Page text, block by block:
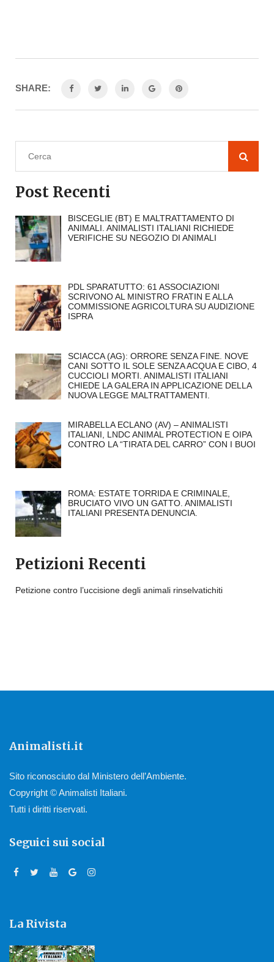
SHARE:
Post Recenti
BISCEGLIE (BT) E MALTRATTAMENTO DI
ANIMALI. ANIMALISTI ITALIANI RICHIEDE
VERIFICHE SU NEGOZIO DI ANIMALI
PDL SPARATUTTO: 61 ASSOCIAZIONI
SCRIVONO AL MINISTRO FRATIN E ALLA
COMMISSIONE AGRICOLTURA SU AUDIZIONE
ISPRA
SCIACCA (AG): ORRORE SENZA FINE. NOVE
CANI SOTTO IL SOLE SENZA ACQUA E CIBO, 4
CUCCIOLI MORTI. ANIMALISTI ITALIANI
CHIEDE LA GALERA IN APPLICAZIONE DELLA
NUOVA LEGGE MALTRATTAMENTI.
MIRABELLA ECLANO (AV) – ANIMALISTI
ITALIANI, LNDC ANIMAL PROTECTION E OIPA
CONTRO LA “TIRATA DEL CARRO” CON I BUOI
ROMA: ESTATE TORRIDA E CRIMINALE,
BRUCIATO VIVO UN GATTO. ANIMALISTI
ITALIANI PRESENTA DENUNCIA.
Petizioni Recenti
Petizione contro l’uccisione degli animali rinselvatichiti
Animalisti.it
Sito riconosciuto dal Ministero dell’Ambiente.
Copyright © Animalisti Italiani.
Tutti i diritti riservati.
Seguici sui social
La Rivista